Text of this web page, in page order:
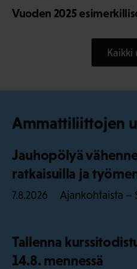
Vuoden 2025
Kaikki
Ammattiliittojen
Jauhopölyä
ratkaisuilla ja
7.8.2026 Ajankohtaista –
Tallenna
14.8. mennessä